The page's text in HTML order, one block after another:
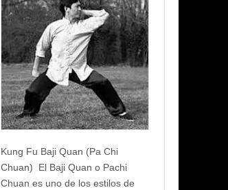
Kung Fu Baji Quan (Pa Chi
Chuan) El Baji Quan o Pachi
Chuan es uno de los estilos de